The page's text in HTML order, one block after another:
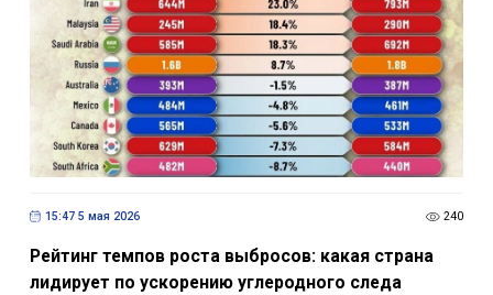
15:47 5 мая 2026 240
Рейтинг темпов роста выбросов: какая страна
лидирует по ускорению углеродного следа